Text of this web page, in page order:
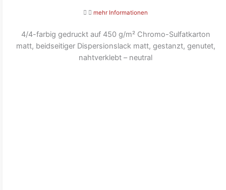
mehr Informationen
4/4-farbig gedruckt auf 450 g/m² Chromo-Sulfatkarton
matt, beidseitiger Dispersionslack matt, gestanzt, genutet,
nahtverklebt – neutral